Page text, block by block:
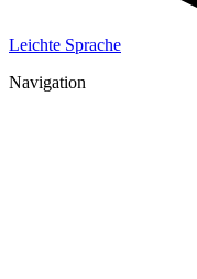
Leichte Sprache
Navigation